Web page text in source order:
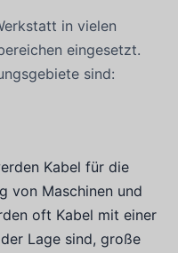
in vielen
eingesetzt.
sind:
Kabel für die
von Maschinen und
oft Kabel mit einer
Lage sind, große